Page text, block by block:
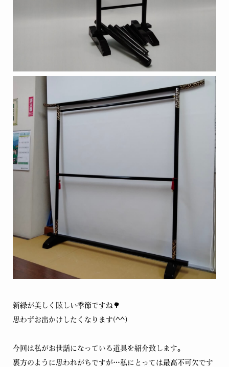
新緑が美しく眩しい季節ですね🌳
思わずお出かけしたくなります(^^)
今回は私がお世話になっている道具を紹介致します。
裏方のように思われがちですが…私にとっては最高不可欠です